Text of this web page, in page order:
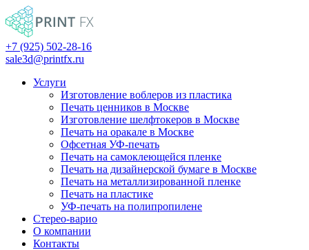
+7 (925) 502-28-16
sale3d@printfx.ru
Услуги
Изготовление воблеров из пластика
Печать ценников в Москве
Изготовление шелфтокеров в Москве
Печать на оракале в Москве
Офсетная УФ-печать
Печать на самоклеющейся пленке
Печать на дизайнерской бумаге в Москве
Печать на металлизированной пленке
Печать на пластике
УФ-печать на полипропилене
Стерео-варио
О компании
Контакты